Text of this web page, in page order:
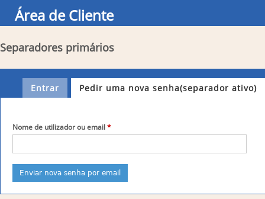
Área de Cliente
Separadores primários
Entrar Pedir uma nova senha(separador ativo)
Nome de utilizador ou email*